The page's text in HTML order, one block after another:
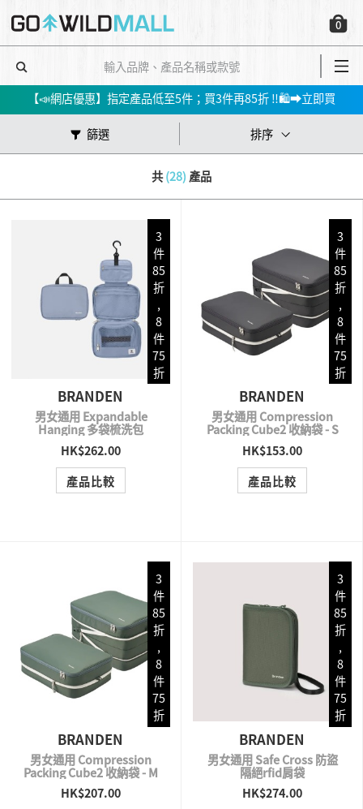
0
📢春夏新品會員7折起😍行山鞋、防水外套、防風外套、防曬上衣等！➡️立即買
✅立即註冊，即享$200迎新折扣優惠!
【📣網店優惠】指定產品低至5件；買3件再85折 ‼️🛍➡️立即買
會員消費$100即賺$1GO DOLLAR ，下次購物當！錢！洗！
篩選 排序
共(28) 產品
QUICK VIEW
BRANDEN
男女通用 Expandable
Hanging 多袋梳洗包
HK$262.00
產品比較
3
件
85
折
,
8
件
75
折
QUICK VIEW
BRANDEN
男女通用 Compression
Packing Cube2 收納袋 - S
HK$153.00
產品比較
3
件
85
折
,
8
件
75
折
QUICK VIEW
BRANDEN
男女通用 Compression
Packing Cube2 收納袋 - M
HK$207.00
3
件
85
折
,
8
件
75
折
QUICK VIEW
BRANDEN
男女通用 Safe Cross 防盜
隔絕rfid肩袋
HK$274.00
3
件
85
折
,
8
件
75
折